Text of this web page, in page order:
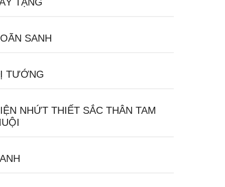
SANH
TƯỚNG
NHỨT THIẾT SẮC THÂN TAM